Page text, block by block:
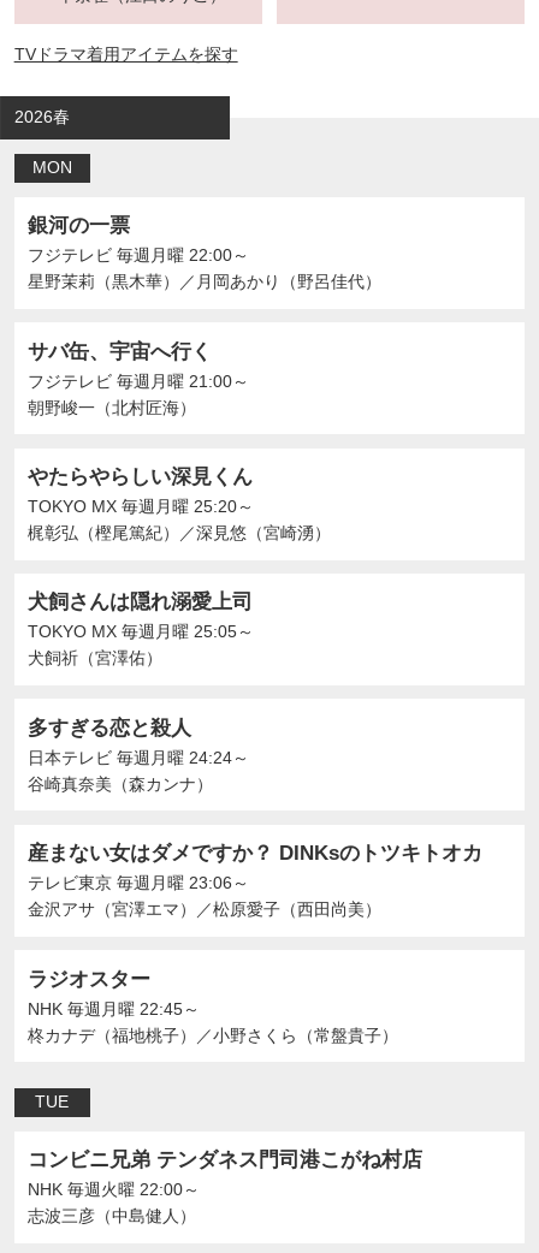
TVドラマ着用アイテムを探す
2026春
MON
銀河の一票
フジテレビ 毎週月曜 22:00～
星野茉莉（黒木華）
／ 月岡あかり（野呂佳代）
サバ缶、宇宙へ行く
フジテレビ 毎週月曜 21:00～
朝野峻一（北村匠海）
やたらやらしい深見くん
TOKYO MX 毎週月曜 25:20～
梶彰弘（樫尾篤紀）
／深見悠（宮崎湧）
犬飼さんは隠れ溺愛上司
TOKYO MX 毎週月曜 25:05～
犬飼祈（宮澤佑）
多すぎる恋と殺人
日本テレビ 毎週月曜 24:24～
谷崎真奈美（森カンナ）
産まない女はダメですか？ DINKsのトツキトオカ
テレビ東京 毎週月曜 23:06～
金沢アサ（宮澤エマ）
／松原愛子（西田尚美）
ラジオスター
NHK 毎週月曜 22:45～
柊カナデ（福地桃子）
／小野さくら（常盤貴子）
TUE
コンビニ兄弟 テンダネス門司港こがね村店
NHK 毎週火曜 22:00～
志波三彦（中島健人）